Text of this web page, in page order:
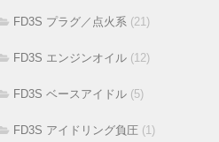
FD3S プラグ／点火系 (21)
FD3S エンジンオイル (12)
FD3S ベースアイドル (5)
FD3S アイドリング負圧 (1)